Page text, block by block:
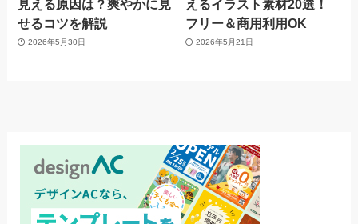
見える原因は？爽やかに見
せるコツを解説
2026年5月30日
えるイラスト素材20選！
フリー＆商用利用OK
2026年5月21日